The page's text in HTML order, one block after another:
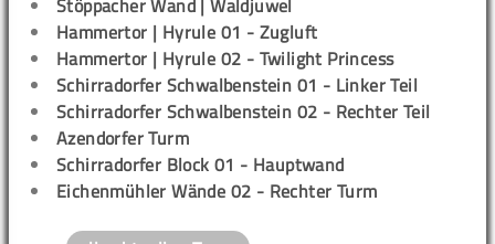
Stöppacher Wand | Waldjuwel
Hammertor | Hyrule 01 - Zugluft
Hammertor | Hyrule 02 - Twilight Princess
Schirradorfer Schwalbenstein 01 - Linker Teil
Schirradorfer Schwalbenstein 02 - Rechter Teil
Azendorfer Turm
Schirradorfer Block 01 - Hauptwand
Eichenmühler Wände 02 - Rechter Turm